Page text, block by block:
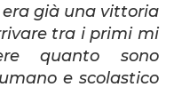
già una vittoria
tra i primi mi
quanto sono
e scolastico